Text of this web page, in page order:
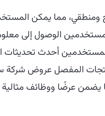
مما يمكن
الوصول إلى
للمستخدمين أحدث تحديثات
المفصل عروض شركة
عرضًا ووظائف مثالية